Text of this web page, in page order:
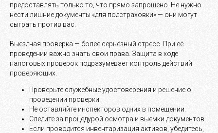
предоставлять только то, что прямо запрошено. Не нужно
нести лишние документы «для подстраховки» — они могут
сыграть против вас.
Выездная проверка — более серьёзный стресс. При её
проведении важно знать свои права. Защита в ходе
налоговых проверок подразумевает контроль действий
проверяющих.
Проверьте служебные удостоверения и решение о
проведении проверки.
Не оставляйте инспекторов одних в помещении.
Следите за процедурой осмотра и выемки документов.
Если проводится инвентаризация активов, убедитесь,